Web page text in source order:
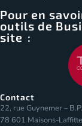
Pour en
outils de
site :
Contact
22, rue Guynemer –
78 601 Maisons-